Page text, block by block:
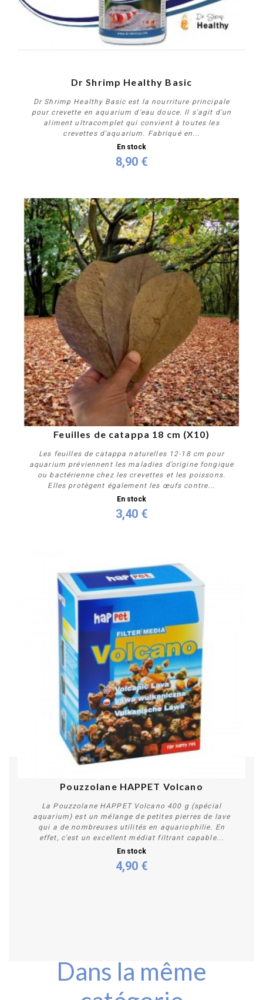
Dr Shrimp Healthy Basic
Dr Shrimp Healthy Basic est la nourriture principale
pour crevette en aquarium d'eau douce. Il s'agit d'un
aliment ultracomplet qui convient à toutes les
crevettes d'aquarium. Fabriqué en...
En stock
8,90 €
Feuilles de catappa 18 cm (X10)
Les feuilles de catappa naturelles 12-18 cm pour
aquarium préviennent les maladies d’origine fongique
ou bactérienne chez les crevettes et les poissons.
Elles protègent également les œufs contre...
En stock
3,40 €
Pouzzolane HAPPET Volcano
La Pouzzolane HAPPET Volcano 400 g (spécial
aquarium) est un mélange de petites pierres de lave
qui a de nombreuses utilités en aquariophilie. En
effet, c'est un excellent médiat filtrant capable...
En stock
4,90 €
Dans la même